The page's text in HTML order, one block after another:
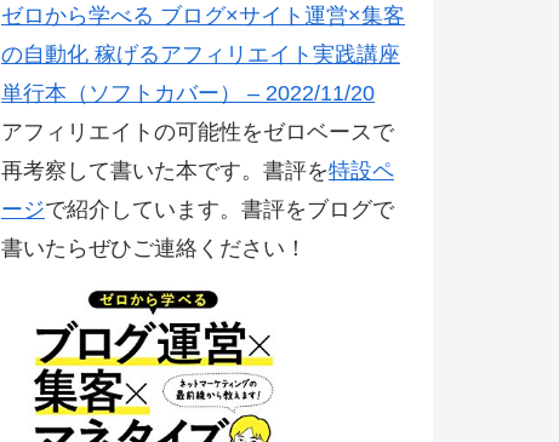
ゼロから学べる ブログ×サイト運営×集客
の自動化 稼げるアフィリエイト実践講座
単行本（ソフトカバー） – 2022/11/20
アフィリエイトの可能性をゼロベースで
再考察して書いた本です。書評を特設ペ
ージで紹介しています。書評をブログで
書いたらぜひご連絡ください！